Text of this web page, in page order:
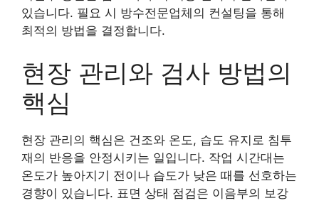
있습니다. 필요 시 방수전문업체의 컨설팅을 통해
최적의 방법을 결정합니다.
현장 관리와 검사 방법의
핵심
현장 관리의 핵심은 건조와 온도, 습도 유지로 침투
재의 반응을 안정시키는 일입니다. 작업 시간대는
온도가 높아지기 전이나 습도가 낮은 때를 선호하는
경향이 있습니다. 표면 상태 점검은 이음부의 보강